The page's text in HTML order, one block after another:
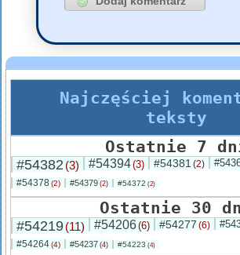
Najczęściej
teksty
Ostatnie 7
#54382 (3) #54394(3) #54381 (2)
#54378 (2) #54379 (2) #54372 (2)
Ostatnie 30
#54219(11) #54206(6) #54277 (6)
#54264(4) #54237 (4) #54223 (4)